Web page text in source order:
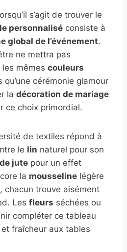
s’agit de trouver le
personnalisé consiste à
global de l’événement.
ne mettra pas
mêmes couleurs
qu’une cérémonie glamour
la décoration de mariage
ce choix primordial.
de textiles répond à
le lin naturel pour son
jute pour un effet
la mousseline légère
chacun trouve aisément
Les fleurs séchées ou
compléter ce tableau
fraîcheur aux tables